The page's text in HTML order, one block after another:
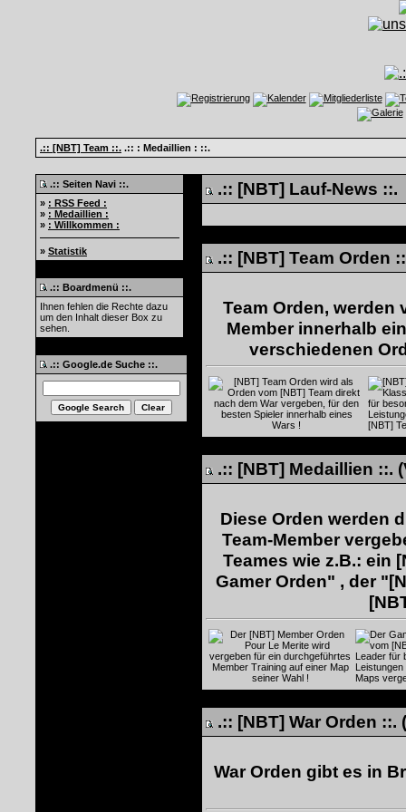
.:: [NBT] Team ::. .:: : Medaillien : ::.
.:: Seiten Navi ::.
» : RSS Feed :
» : Medaillien :
» : Willkommen :
» Statistik
.:: Boardmenü ::.
Ihnen fehlen die Rechte dazu
um den Inhalt dieser Box zu
sehen.
.:: Google.de Suche ::.
.:: [NBT] Lauf-News ::.
.:: [NBT] Team Orden
Team Orden, werden
Member innerhalb
verschiedenen
.:: [NBT] Medaillien ::.
Diese Orden werden
Team-Member
Teames wie z.B.: ein
Gamer Orden" , der
.:: [NBT] War Orden
War Orden gibt es in